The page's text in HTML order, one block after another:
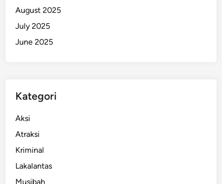
August 2025
July 2025
June 2025
Kategori
Aksi
Atraksi
Kriminal
Lakalantas
Musibah